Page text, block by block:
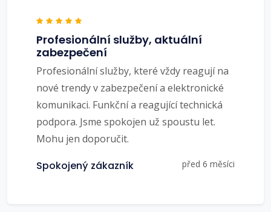
Profesionální služby, aktuální
zabezpečení
Profesionální služby, které vždy reagují na
nové trendy v zabezpečení a elektronické
komunikaci. Funkční a reagující technická
podpora. Jsme spokojen už spoustu let.
Mohu jen doporučit.
Spokojený zákazník před 6 měsíci